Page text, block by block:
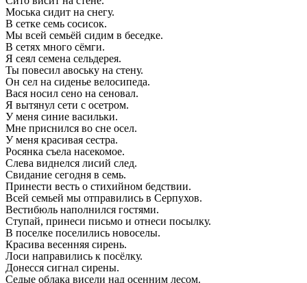
Моська сидит на снегу.
В сетке семь сосисок.
Мы всей семьёй сидим в беседке.
В сетях много сёмги.
Я сеял семена сельдерея.
Ты повесил авоську на стену.
Он сел на сиденье велосипеда.
Вася носил сено на сеновал.
Я вытянул сети с осетром.
У меня синие васильки.
Мне приснился во сне осел.
У меня красивая сестра.
Росянка съела насекомое.
Слева виднелся лисий след.
Свидание сегодня в семь.
Принести весть о стихийном бедствии.
Всей семьей мы отправились в Серпухов.
Вестибюль наполнился гостями.
Ступай, принеси письмо и отнеси посылку.
В поселке поселились новоселы.
Красива весенняя сирень.
Лоси направились к посёлку.
Донесся сигнал сирены.
Седые облака висели над осенним лесом.